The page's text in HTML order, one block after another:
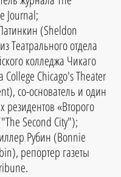
Journal;
(Sheldon
Театрального отдела
колледжа Чикаго
College Chicago's Theater
со-основатель и один
резидентов «Второго
Second City");
Рубин (Bonnie
репортер газеты